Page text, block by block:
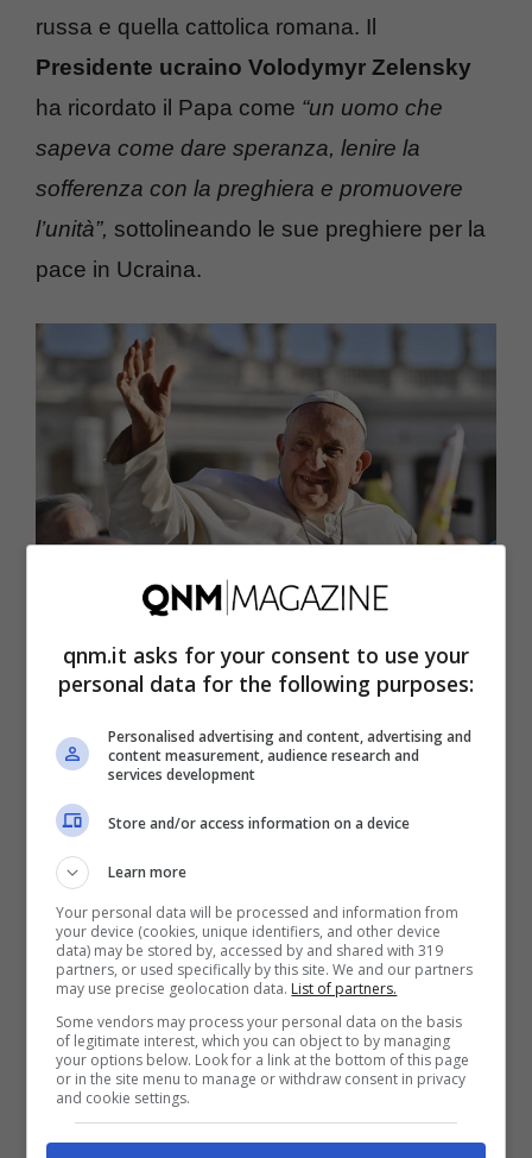
russa e quella cattolica romana. Il
Presidente ucraino Volodymyr Zelensky
ha ricordato il Papa come “un uomo che
sapeva come dare speranza, lenire la
sofferenza con la preghiera e promuovere
l’unità”, sottolineando le sue preghiere per la
pace in Ucraina.
Papa Francesco durante una udienza generale in piazza San
Pietro – Credits ANSA (qnm)
AMERICA LATINA
In Argentina, paese natale di Papa
Francesco, ilPresidente Javier Milei
decretato sette giorni di lutto nazionale,
definendo il Papa “una figura unica nella
storia della nostra nazione e del mondo”.
Presidente brasiliano Luiz Inácio Lula da
Silvaha affermato che il Papa“ha cercato
instancabilmente di portare amore dove c’era
odio, unità dove c’era discordia”.
qnm.it asks for your consent to use your
personal data for the following purposes:
Personalised advertising and content, advertising and
content measurement, audience research and
services development
Store and/or access information on a device
Learn more
Your personal data will be processed and information from
your device (cookies, unique identifiers, and other device
data) may be stored by, accessed by and shared with 319
partners, or used specifically by this site. We and our partners
may use precise geolocation data. List of partners.
Some vendors may process your personal data on the basis
of legitimate interest, which you can object to by managing
your options below. Look for a link at the bottom of this page
or in the site menu to manage or withdraw consent in privacy
and cookie settings.